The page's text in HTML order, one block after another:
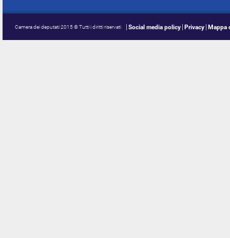
Camera dei deputati 2015 © Tutti i diritti riservati Social media policy Privacy Mappa